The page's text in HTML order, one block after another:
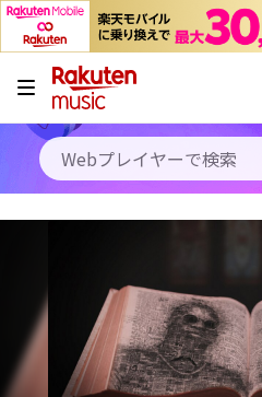
キャンペーン
料金プラン
使い方